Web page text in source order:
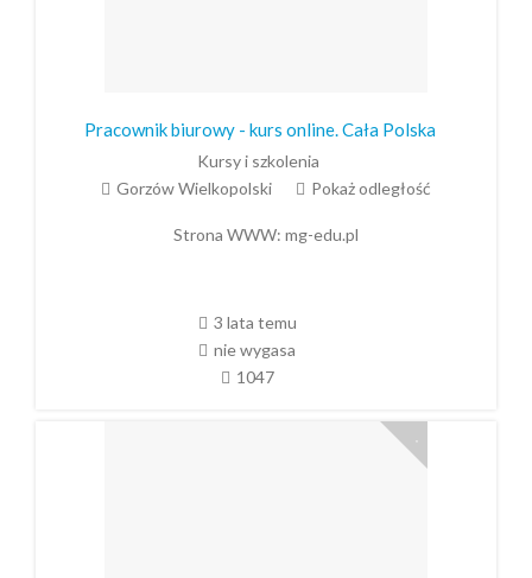
Pracownik biurowy - kurs online. Cała Polska
Kursy i szkolenia
Gorzów Wielkopolski
Pokaż odległość
Strona WWW: mg-edu.pl
3 lata temu
nie wygasa
1047